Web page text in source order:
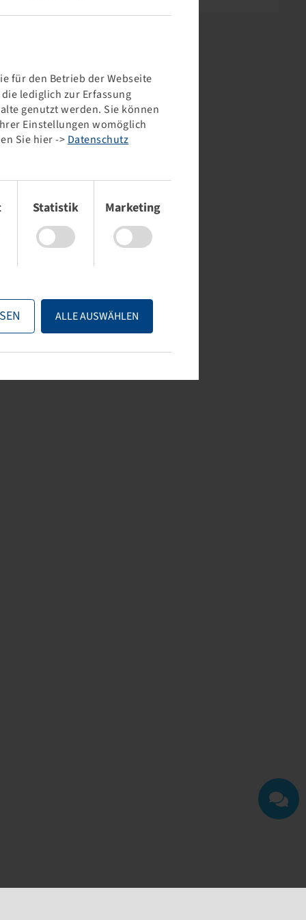
für den Betrieb der Webseite
lediglich zur Erfassung
genutzt werden. Sie können
Einstellungen womöglich
Sie hier -> Datenschutz
Statistik Marketing
ALLE AUSWÄHLEN